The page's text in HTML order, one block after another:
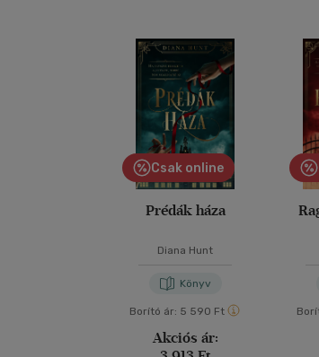
Csak online
Prédák háza
Diana Hunt
Könyv
Borító ár: 5 590 Ft
Akciós ár: